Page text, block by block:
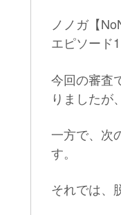
ノノガ【
エピソード
今回の審査
りましたが
一方で、次
す。
それでは、